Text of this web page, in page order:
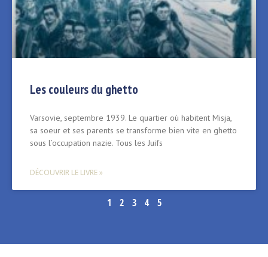
Les couleurs du ghetto
Varsovie, septembre 1939. Le quartier où habitent Misja,
sa soeur et ses parents se transforme bien vite en ghetto
sous l’occupation nazie. Tous les Juifs
DÉCOUVRIR LE LIVRE »
1 2 3 4 5